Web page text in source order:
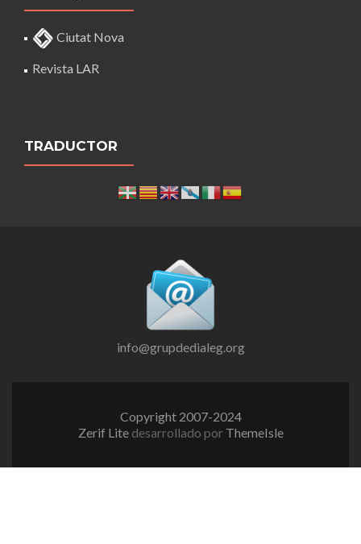
Ciutat Nova
Revista LAR
TRADUCTOR
info@grupdedialeg.org
Copyright 2007-2024
Zerif Lite desarrollado por ThemeIsle